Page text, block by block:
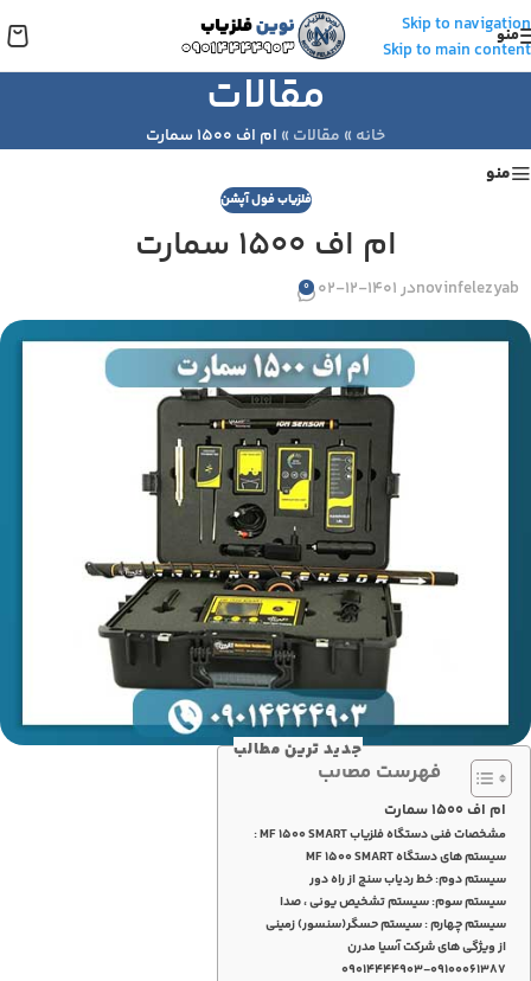
Skip to navigation
Skip to main content
منو
مقالات
خانه » مقالات » ام اف ۱۵۰۰ سمارت
منو
فلزیاب فول آپشن
ام اف ۱۵۰۰ سمارت
novinfelezyabدر 1401-12-02 0
جدید ترین مطالب
فهرست مطالب
ام اف ۱۵۰۰ سمارت
مشخصات فنی دستگاه فلزیاب MF 1500 SMART :
سیستم های دستگاه MF 1500 SMART
سیستم دوم: خط ردیاب سنج از راه دور
سیستم سوم: سیستم تشخیص یونی ، صدا
سیستم چهارم : سیستم حسگر(سنسور) زمینی
از ویژگی های شرکت آسیا مدرن
۰۹۰۱۴۴۴۴۹۰۳-۰۹۱۰۰۰۶۱۳۸۷